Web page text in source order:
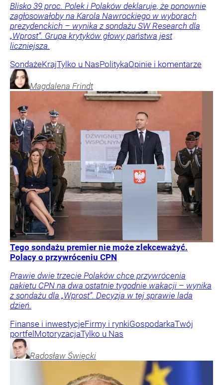
Blisko 39 proc. Polek i Polaków deklaruje, że ponownie
zagłosowałoby na Karola Nawrockiego w wyborach
prezydenckich – wynika z sondażu SW Research dla
„Wprost”. Grupa krytyków głowy państwa jest
liczniejsza.
SondażeKrajTylko u NasPolitykaOpinie i komentarze
Magdalena Frindt
Tego sondażu premier nie może zlekceważyć.
Polacy o przywróceniu CPN
Prawie dwie trzecie Polaków chce przywrócenia
pakietu CPN na dwa ostatnie tygodnie wakacji – wynika
z sondażu dla „Wprost”. Decyzja w tej sprawie lada
dzień.
Finanse i inwestycjeFirmy i rynkiGospodarkaTwój
portfel MotoryzacjaTylko u Nas
Radosław Święcki